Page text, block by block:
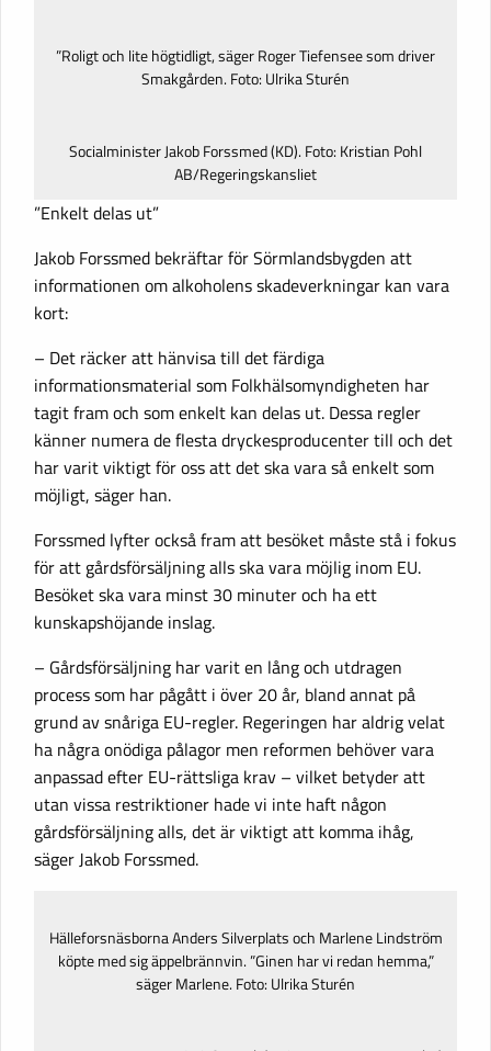
”Roligt och lite högtidligt, säger Roger Tiefensee som driver
Smakgården. Foto: Ulrika Sturén
Socialminister Jakob Forssmed (KD). Foto: Kristian Pohl
AB/Regeringskansliet
”Enkelt delas ut”
Jakob Forssmed bekräftar för Sörmlandsbygden att
informationen om alkoholens skadeverkningar kan vara
kort:
– Det räcker att hänvisa till det färdiga
informationsmaterial som Folkhälsomyndigheten har
tagit fram och som enkelt kan delas ut. Dessa regler
känner numera de flesta dryckesproducenter till och det
har varit viktigt för oss att det ska vara så enkelt som
möjligt, säger han.
Forssmed lyfter också fram att besöket måste stå i fokus
för att gårdsförsäljning alls ska vara möjlig inom EU.
Besöket ska vara minst 30 minuter och ha ett
kunskapshöjande inslag.
– Gårdsförsäljning har varit en lång och utdragen
process som har pågått i över 20 år, bland annat på
grund av snåriga EU-regler. Regeringen har aldrig velat
ha några onödiga pålagor men reformen behöver vara
anpassad efter EU-rättsliga krav – vilket betyder att
utan vissa restriktioner hade vi inte haft någon
gårdsförsäljning alls, det är viktigt att komma ihåg,
säger Jakob Forssmed.
Hälleforsnäsborna Anders Silverplats och Marlene Lindström
köpte med sig äppelbrännvin. ”Ginen har vi redan hemma,”
säger Marlene. Foto: Ulrika Sturén